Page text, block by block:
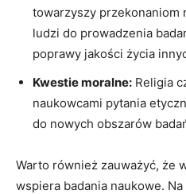
towarzyszy przekonaniom
ludzi do prowadzenia
poprawy jakości życia
Kwestie moralne: Religia
naukowcami pytania
do nowych obszarów
Warto również zauważyć, że
wspiera badania naukowe.